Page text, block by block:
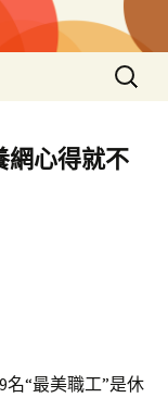
搜
尋
鍵
字:
網心得就不
“最美職工”是休